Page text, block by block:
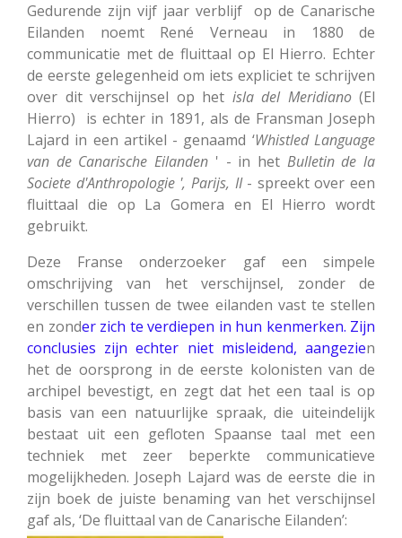
Gedurende zijn vijf jaar verblijf op de Canarische
Eilanden noemt René Verneau in 1880 de
communicatie met de fluittaal op El Hierro. Echter
de eerste gelegenheid om iets expliciet te schrijven
over dit verschijnsel op het isla del Meridiano (El
Hierro) is echter in 1891, als de Fransman Joseph
Lajard in een artikel - genaamd ‘Whistled Language
van de Canarische Eilanden ' - in het Bulletin de la
Societe d'Anthropologie ', Parijs, II- spreekt over een
fluittaal die op La Gomera en El Hierro wordt
gebruikt.
Deze Franse onderzoeker gaf een simpele
omschrijving van het verschijnsel, zonder de
verschillen tussen de twee eilanden vast te stellen
en zonder zich te verdiepen in hun kenmerken. Zijn
conclusies zijn echter niet misleidend, aangezien
het de oorsprong in de eerste kolonisten van de
archipel bevestigt, en zegt dat het een taal is op
basis van een natuurlijke spraak, die uiteindelijk
bestaat uit een gefloten Spaanse taal met een
techniek met zeer beperkte communicatieve
mogelijkheden. Joseph Lajard was de eerste die in
zijn boek de juiste benaming van het verschijnsel
gaf als, ‘De fluittaal van de Canarische Eilanden’: